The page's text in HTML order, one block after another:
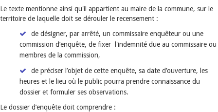
Le texte mentionne ainsi qu'il appartient au maire de la commune, sur le
territoire de laquelle doit se dérouler le recensement :
de désigner, par arrêté, un commissaire enquêteur ou une
commission d’enquête, de fixer l'indemnité due au commissaire ou
membres de la commission,
de préciser l’objet de cette enquête, sa date d’ouverture, les
heures et le lieu où le public pourra prendre connaissance du
dossier et formuler ses observations.
Le dossier d’enquête doit comprendre :